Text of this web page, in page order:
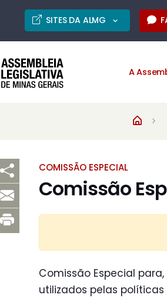
SITES DA ALMG
A
COMISSÃO ESPECIAL
Comissão
Comissão Especial
utilizados pelas